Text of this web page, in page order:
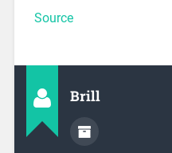
Source
Brill